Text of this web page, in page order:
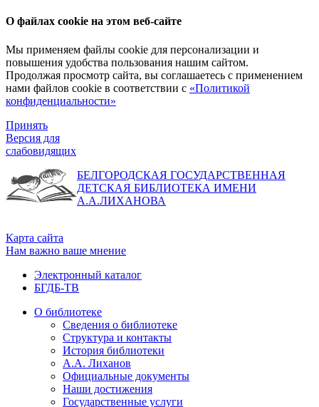
О файлах cookie на этом веб-сайте
Мы применяем файлы cookie для персонализации и
повышения удобства пользования нашим сайтом.
Продолжая просмотр сайта, вы соглашаетесь с применением
нами файлов cookie в соответствии с «Политикой
конфиденциальности»
Принять
Версия для
слабовидящих
БЕЛГОРОДСКАЯ ГОСУДАРСТВЕННАЯ
ДЕТСКАЯ БИБЛИОТЕКА ИМЕНИ
А.А.ЛИХАНОВА
Карта сайта
Нам важно ваше мнение
Электронный каталог
БГДБ-ТВ
О библиотеке
Сведения о библиотеке
Структура и контакты
История библиотеки
А.А. Лиханов
Официальные документы
Наши достижения
Государственные услуги